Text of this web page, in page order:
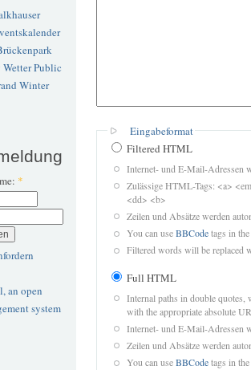
WetterPublic
Winter
*
Eingabeformat
Filtered HTML
Internet- und E-Mail-Adressen
Zulässige HTML-Tags: <a>
<dd> <b>
Zeilen und Absätze werden
You can useBBCodetags in
Filtered words will be replaced
Full HTML
Internal paths in double quotes,
with the appropriate absolute
Internet- und E-Mail-Adressen
Zeilen und Absätze werden
You can useBBCodetags in